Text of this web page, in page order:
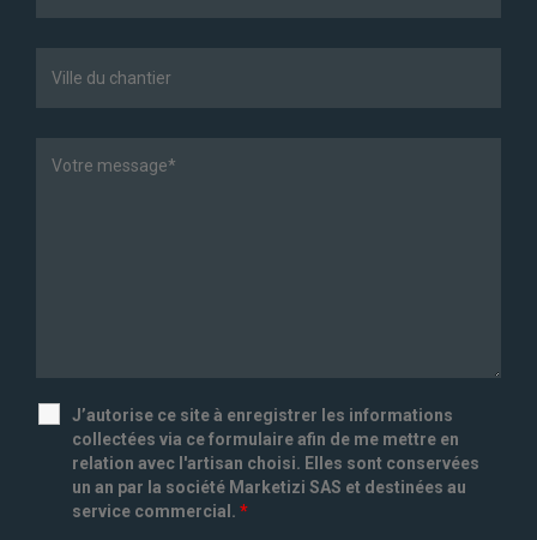
J’autorise ce site à enregistrer les informations
collectées via ce formulaire afin de me mettre en
relation avec l'artisan choisi. Elles sont conservées
un an par la société Marketizi SAS et destinées au
service commercial. *